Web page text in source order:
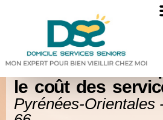
Vivre à domicile :
aides financières
le coût des
Pyrénées-Orientales